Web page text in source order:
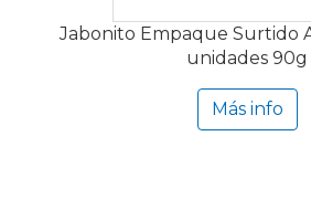
Jabonito Empaque Surtido
unidades 90g
Más info